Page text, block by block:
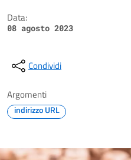
Data:
08 agosto 2023
Condividi
Argomenti
indirizzo URL